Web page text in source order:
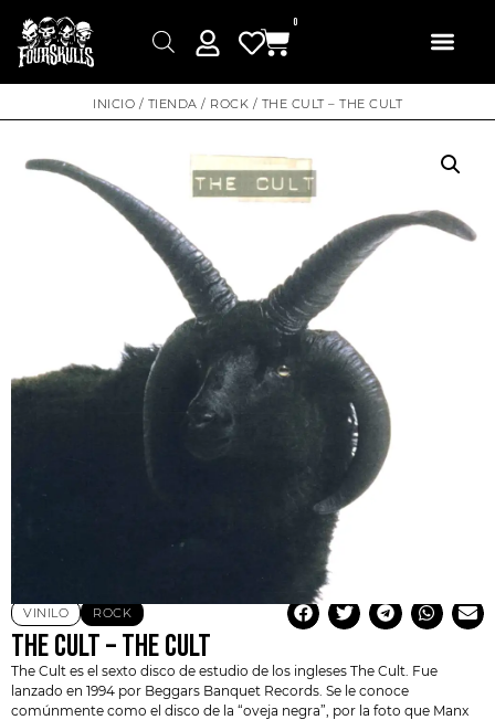
0
INICIO / TIENDA / ROCK / THE CULT – THE CULT
VINILO ROCK
THE CULT – THE CULT
The Cult es el sexto disco de estudio de los ingleses The Cult . Fue
lanzado en 1994 por Beggars Banquet Records. Se le conoce
comúnmente como el disco de la “oveja negra”, por la foto que Manx